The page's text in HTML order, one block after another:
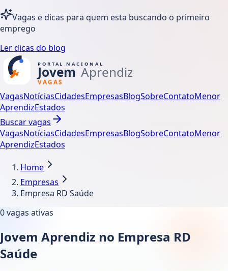
Vagas e dicas para quem esta buscando o primeiro
emprego
Ler dicas do blog
VagasNotíciasCidadesEmpresasBlogSobreContatoMenor
AprendizEstados
Buscar vagas
VagasNotíciasCidadesEmpresasBlogSobreContatoMenor
AprendizEstados
Home
Empresas
Empresa RD Saúde
0vagas ativas
Jovem Aprendiz no Empresa RD
Saúde